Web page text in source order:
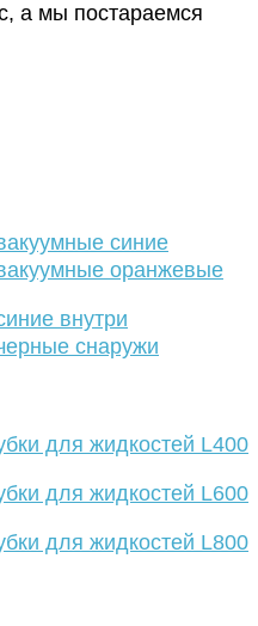
а мы постараемся
синие
оранжевые
внутри
снаружи
для жидкостей L400
для жидкостей L600
для жидкостей L800